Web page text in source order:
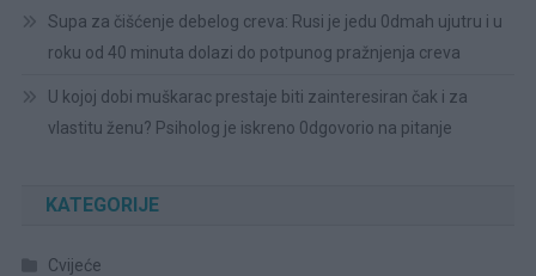
Supa za čišćenje debelog creva: Rusi je jedu 0dmah ujutru i u
roku od 40 minuta dolazi do potpunog pražnjenja creva
U kojoj dobi muškarac prestaje biti zainteresiran čak i za
vlastitu ženu? Psiholog je iskreno 0dgovorio na pitanje
KATEGORIJE
Cvijeće